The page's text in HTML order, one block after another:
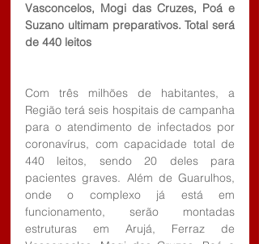
Vasconcelos, Mogi das Cruzes, Poá e
Suzano ultimam preparativos. Total será
de 440 leitos
Com três milhões de habitantes, a
Região terá seis hospitais de campanha
para o atendimento de infectados por
coronavírus, com capacidade total de
440 leitos, sendo 20 deles para
pacientes graves. Além de Guarulhos,
onde o complexo já está em
funcionamento, serão montadas
estruturas em Arujá, Ferraz de